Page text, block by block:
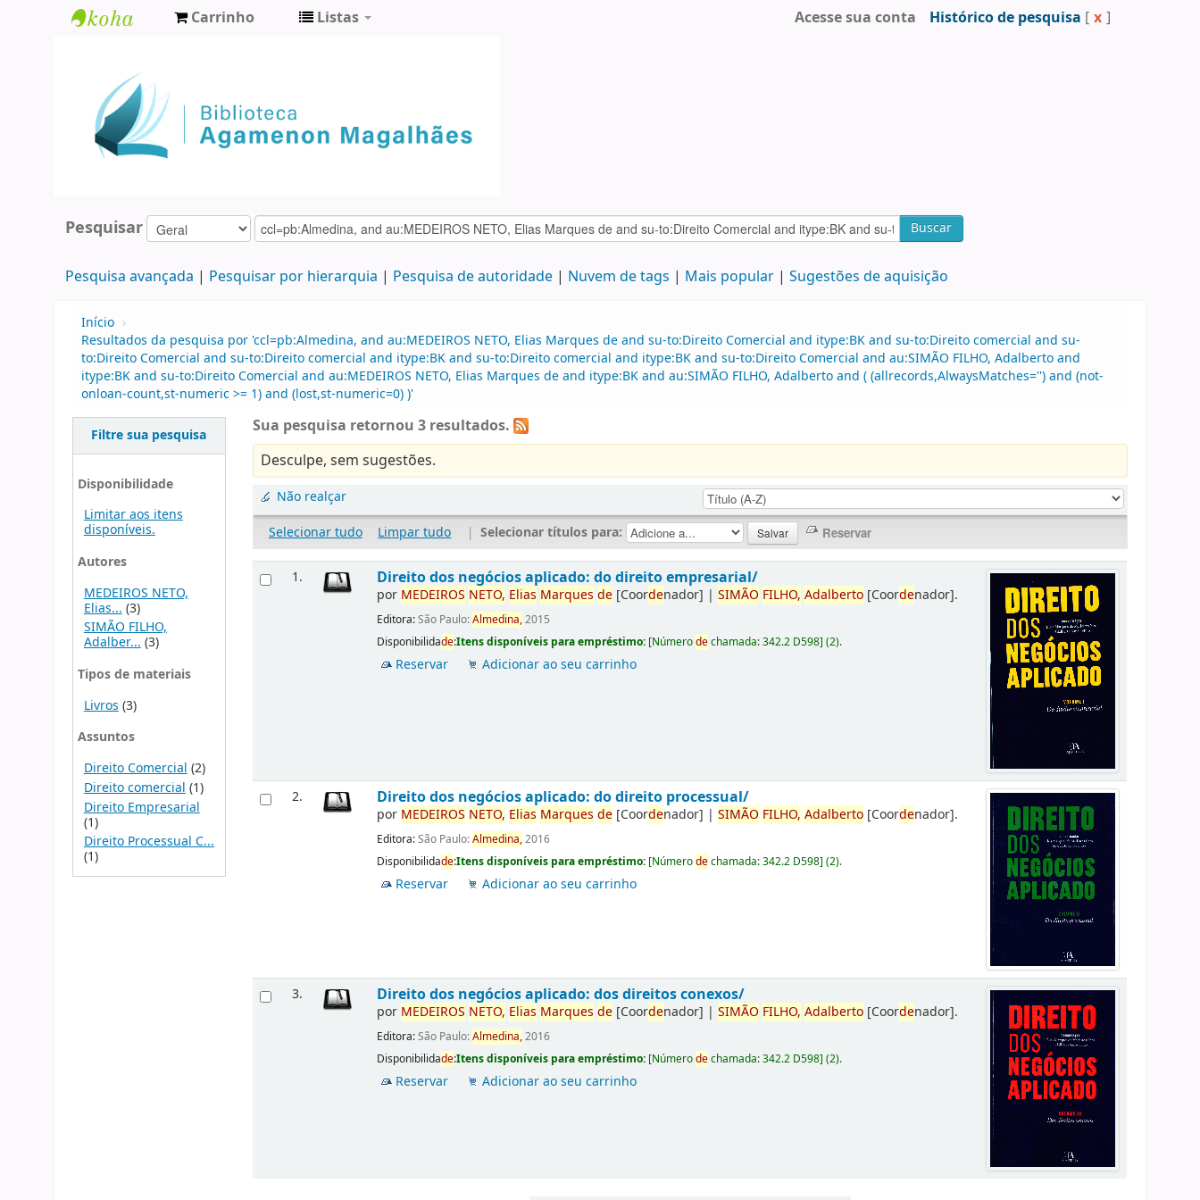
Agamenon
Magalhães
Carrinho Listas Acesse sua conta Histórico de pesquisa [ x ]
Pesquisar Buscar
Pesquisa avançada Pesquisar por hierarquia Pesquisa de autoridade Nuvem de tags Mais popular Sugestões de aquisição
Início ›
Resultados da pesquisa por 'ccl=pb:Almedina, and au:MEDEIROS NETO, Elias Marques de and su-to:Direito Comercial and itype:BK and su-to:Direito comercial and su-
to:Direito Comercial and su-to:Direito comercial and itype:BK and su-to:Direito comercial and itype:BK and su-to:Direito Comercial and au:SIMÃO FILHO, Adalberto and
itype:BK and su-to:Direito Comercial and au:MEDEIROS NETO, Elias Marques de and itype:BK and au:SIMÃO FILHO, Adalberto and ( (allrecords,AlwaysMatches='') and (not-
onloan-count,st-numeric >= 1) and (lost,st-numeric=0) )'
Filtre sua pesquisa
Disponibilidade
Limitar aos itens
disponíveis.
Autores
MEDEIROS NETO,
Elias... (3)
SIMÃO FILHO,
Adalber...(3)
Tipos de materiais
Livros (3)
Assuntos
Direito Comercial (2)
Direito comercial (1)
Direito Empresarial
(1)
Direito Processual C...
(1)
Sua pesquisa retornou 3 resultados.
Desculpe, sem sugestões.
Não realçar
Selecionar tudo
Limpar tudo | Selecionar títulos para:
1. Direito dos negócios aplicado: do direito empresarial/
por MEDEIROS NETO, Elias Marques de [Coordenador] |SIMÃO FILHO, Adalberto [Coordenador].
Editora:São Paulo:Almedina,2015
Disponibilidade:Itens disponíveis para empréstimo: [Númerodechamada:342.2 D598](2).
Reservar Adicionar ao seu carrinho
2. Direito dos negócios aplicado: do direito processual/
por MEDEIROS NETO, Elias Marques de [Coordenador] |SIMÃO FILHO, Adalberto [Coordenador].
Editora:São Paulo:Almedina,2016
Disponibilidade:Itens disponíveis para empréstimo: [Númerodechamada:342.2 D598](2).
Reservar Adicionar ao seu carrinho
3. Direito dos negócios aplicado: dos direitos conexos/
por MEDEIROS NETO, Elias Marques de [Coordenador] |SIMÃO FILHO, Adalberto [Coordenador].
Editora:São Paulo:Almedina,2016
Disponibilidade:Itens disponíveis para empréstimo: [Númerodechamada:342.2 D598](2).
Reservar Adicionar ao seu carrinho